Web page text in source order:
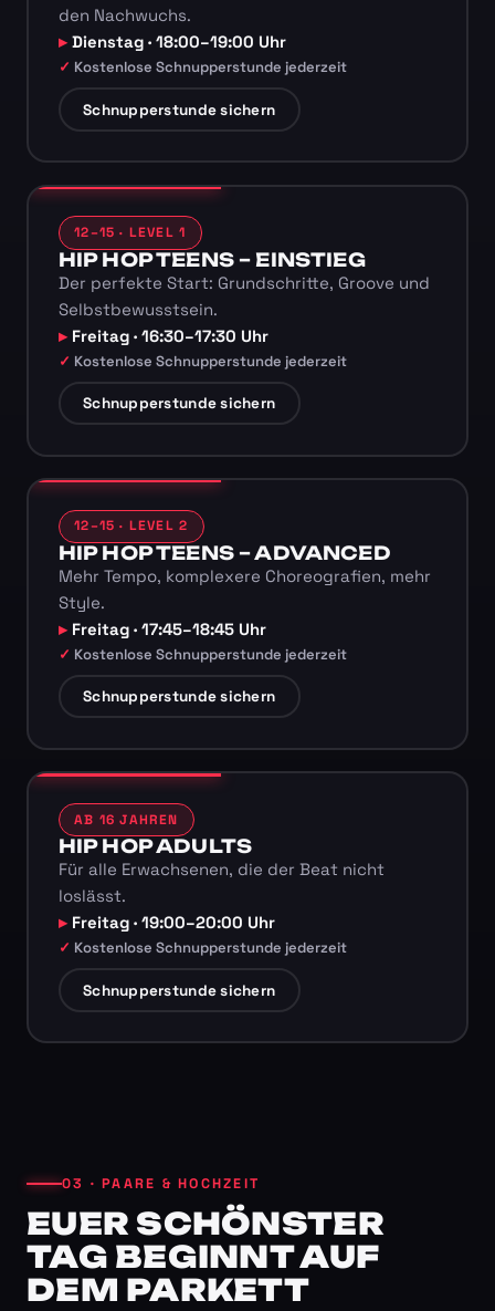
den Nachwuchs.
Dienstag · 18:00–19:00 Uhr
Kostenlose Schnupperstunde jederzeit
Schnupperstunde sichern
12–15 · LEVEL 1
HIP HOP TEENS – EINSTIEG
Der perfekte Start: Grundschritte, Groove und
Selbstbewusstsein.
Freitag · 16:30–17:30 Uhr
Kostenlose Schnupperstunde jederzeit
Schnupperstunde sichern
12–15 · LEVEL 2
HIP HOP TEENS – ADVANCED
Mehr Tempo, komplexere Choreografien, mehr
Style.
Freitag · 17:45–18:45 Uhr
Kostenlose Schnupperstunde jederzeit
Schnupperstunde sichern
AB 16 JAHREN
HIP HOP ADULTS
Für alle Erwachsenen, die der Beat nicht
loslässt.
Freitag · 19:00–20:00 Uhr
Kostenlose Schnupperstunde jederzeit
Schnupperstunde sichern
03 · PAARE & HOCHZEIT
EUER SCHÖNSTER
TAG BEGINNT AUF
DEM PARKETT